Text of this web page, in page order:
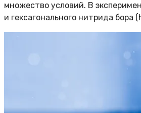
множество условий. В
и гексагонального нитрида бора